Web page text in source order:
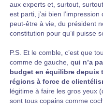
aux experts et, surtout,
est parti, j’ai bien
peut-être à vie, du président
constitution pour qu’il puisse
P.S. Et le comble, c’est que
comme de gauche, qui n’a
budget en équilibre depuis
régions à force de
légitime à faire les gros yeux
sont tous copains comme